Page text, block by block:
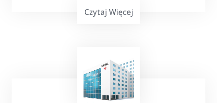
TOP Taxi Boczki oferuje usługi transportowe
na lotniska wWarszawie
Czytaj Więcej